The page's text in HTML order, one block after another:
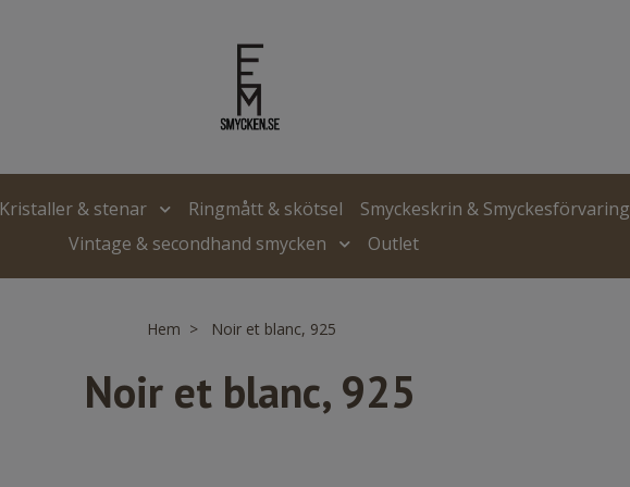
Kristaller & stenar Ringmått & skötsel Smyckeskrin & Smyckesförvaring
Vintage & secondhand smycken
Outlet
Hem Noir et blanc, 925
Noir et blanc, 925